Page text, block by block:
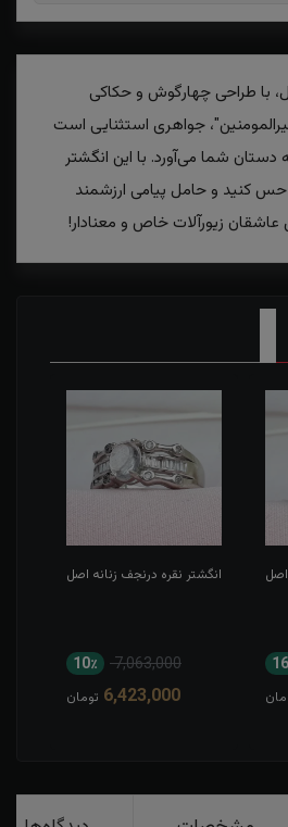
با طراحی چهارگوش و حکاکی
جواهری استثنایی است
شما می‌آورد. با این انگشتر
کنید و حامل پیامی ارزشمند
عاشقان زیورآلات خاص و معنادار!
اصل انگشتر نقره درنجف زنانه اصل
7,063,000 10٪
6,423,000 تومان